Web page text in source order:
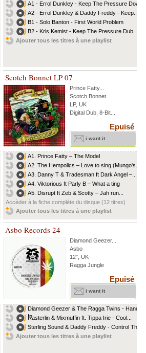
A1 - Errol Dunkley - Keep The Pressure Down
A2 - Errol Dunkley & Daddy Freddy - Keep...
B1 - Solo Banton - First World Problem
B2 - Kris Kemist - Keep The Pressure Dub
Ajouter tous les titres à une playlist
Scotch Bonnet LP 07
Prince Fatty...
Scotch Bonnet
LP, UK
Digital Dub, 8-Bit...
Epuisé
i want it
A1. Prince Fatty – The Model
A2. The Hempolics – Love to sing (Mungo's...
A3. Danny T & Tradesman ft Dark Angel –...
A4. Viktorious ft Parly B – What a ting
A5. Disrupt ft Zeb & Scotty – Jah run...
Accèder à la fiche complète du disque (12 titres)
Ajouter tous les titres à une playlist
Asbo Records 24
Diamond Geezer...
Asbo
12", UK
Ragga Jungle
Epuisé
i want it
Diamond Geezer & The Ragga Twins - Hands
In...
Rasterlin & Mixmuffin ft. Tippa Irie - Cool...
Sterling Sound & Daddy Freddy - Control The...
Ajouter tous les titres à une playlist